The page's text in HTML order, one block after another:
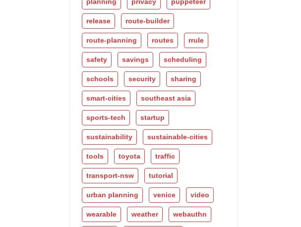
planning privacy puppeteer
release route-builder
route-planning routes rrule
safety savings scheduling
schools security sharing
smart-cities southeast asia
sports-tech startup
sustainability sustainable-cities
tools toyota traffic
transport-nsw tutorial
urban planning venice video
wearable weather webauthn